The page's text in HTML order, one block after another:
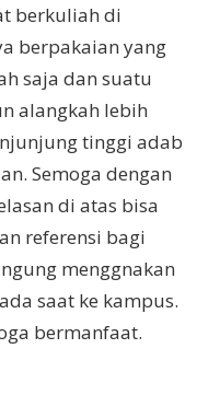
berkuliah di
berpakaian yang
saja dan suatu
alangkah lebih
tinggi adab
Semoga dengan
di atas bisa
referensi bagi
menggnakan
saat ke kampus.
bermanfaat.